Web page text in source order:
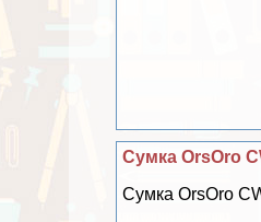
Сумка OrsOro
Сумка OrsOro